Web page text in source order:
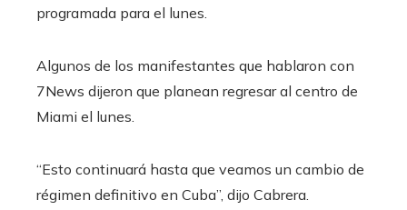
programada para el lunes.
Algunos de los manifestantes que hablaron con
7News dijeron que planean regresar al centro de
Miami el lunes.
“Esto continuará hasta que veamos un cambio de
régimen definitivo en Cuba”, dijo Cabrera.